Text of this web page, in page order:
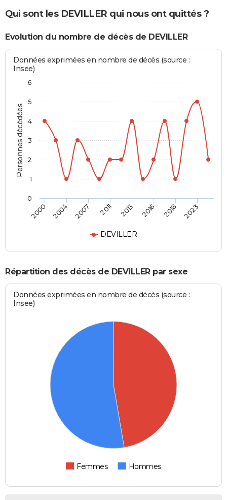
Qui sont les DEVILLER qui nous ont quittés ?
Evolution du nombre de décès de DEVILLER
Personnes décédées
Données exprimées en nombre de décès (source :
Insee)
DEVILLER
2000 2004 2007 2011 2013 2016 2018 2023
0
1
2
3
4
5
6
Répartition des décès de DEVILLER par sexe
Données exprimées en nombre de décès (source :
Insee)
Femmes Hommes